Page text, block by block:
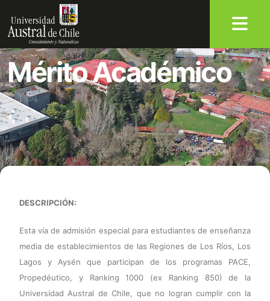
Mérito Académico
DESCRIPCIÓN:
Esta vía de admisión especial para estudiantes de enseñanza
media de establecimientos de las Regiones de Los Ríos, Los
Lagos y Aysén que participan de los programas PACE,
Propedéutico, y Ranking 1000 (ex Ranking 850) de la
Universidad Austral de Chile, que no logran cumplir con la